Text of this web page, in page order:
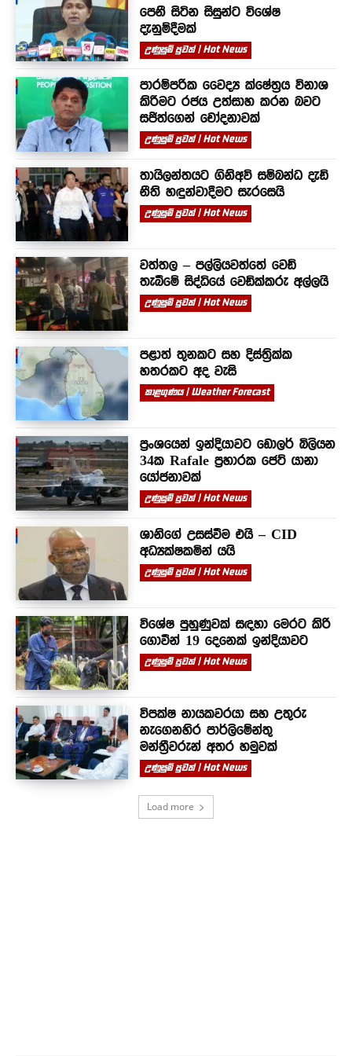
පෙනී සිටින සිසුන්ට විශේෂ
දැනුම්දීමක්
උණුසුම් පුවත් | Hot News
පාරම්පරික වෛද්‍ය ක්ෂේත්‍රය විනාශ
කිරීමට රජය උත්සාහ කරන බවට
සජිත්ගෙන් චෝදනාවක්
උණුසුම් පුවත් | Hot News
තායිලන්තයට ගිනිඅවි සම්බන්ධ දැඩි
නීති හඳුන්වාදීමට සැරසෙයි
උණුසුම් පුවත් | Hot News
වත්තල – පල්ලියවත්තේ වෙඩි
තැබීමේ සිද්ධියේ වෙඩික්කරු අල්ලයි
උණුසුම් පුවත් | Hot News
පළාත් තුනකට සහ දිස්ත්‍රික්ක
හතරකට අද වැසි
කාළගුණය | Weather Forecast
ප්‍රංශයෙන් ඉන්දියාවට ඩොලර් බිලියන
34ක Rafale ප්‍රහාරක ජෙට් යානා
යෝජනාවක්
උණුසුම් පුවත් | Hot News
ශානිගේ උසස්වීම එයි – CID
අධ්‍යක්ෂකමින් යයි
උණුසුම් පුවත් | Hot News
විශේෂ පුහුණුවක් සඳහා මෙරට කිරි
ගොවීන් 19 දෙනෙක් ඉන්දියාවට
උණුසුම් පුවත් | Hot News
විපක්ෂ නායකවරයා සහ උතුරු
නැගෙනහිර පාර්ලිමේන්තු
මන්ත්‍රීවරුන් අතර හමුවක්
උණුසුම් පුවත් | Hot News
Load more